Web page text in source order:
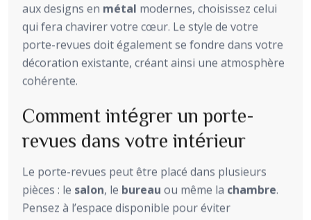
aux designs en métal modernes, choisissez celui
qui fera chavirer votre cœur. Le style de votre
porte-revues doit également se fondre dans votre
décoration existante, créant ainsi une atmosphère
cohérente.
Comment intégrer un porte-
revues dans votre intérieur
Le porte-revues peut être placé dans plusieurs
pièces : le salon, le bureau ou même la chambre.
Pensez à l’espace disponible pour éviter